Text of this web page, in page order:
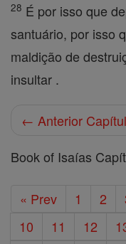
28 É por isso que
santuário, por isso
maldição de
insultar .
← Anterior
Book of Isaías
« Prev 1 2
10
11 12